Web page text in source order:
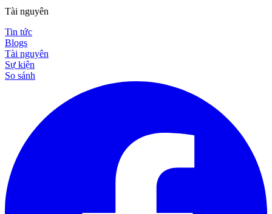
Tài nguyên
Tin tức
Blogs
Tài nguyên
Sự kiện
So sánh